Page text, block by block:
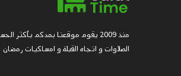
منذ 2009 يقوم موقعنا بمدكم
الصلاوات و اتجاه القبلة و امساكيات رمضان